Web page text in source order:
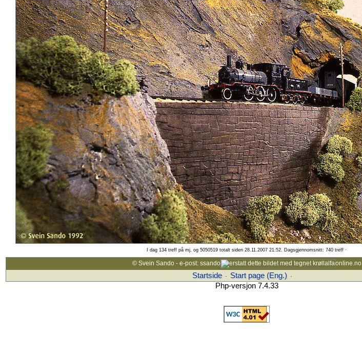
I dag 134 treff på mj, og 5050519 totalt siden 28.11.2007 21:52. Dagsgjennomsnitt: 740 treff ·
© Svein Sando - e-post: ssando online.no
Startside · Start page (Eng.) ·
Php-versjon 7.4.33